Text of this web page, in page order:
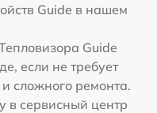
Guide в нашем
Guide
если не требует
сложного ремонта.
в сервисный центр